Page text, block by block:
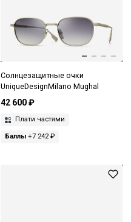
Солнцезащитные очки
UniqueDesignMilano Mughal
42 600 ₽
Плати частями
Баллы+7 242 ₽